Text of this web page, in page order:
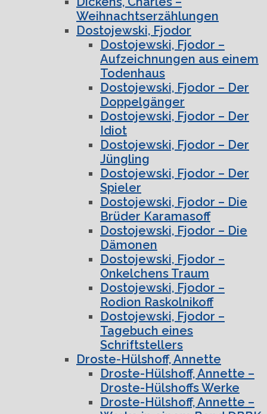
Weihnachtserzählungen
Dostojewski, Fjodor
Dostojewski, Fjodor –
Aufzeichnungen aus einem
Todenhaus
Dostojewski, Fjodor – Der
Doppelgänger
Dostojewski, Fjodor – Der
Idiot
Dostojewski, Fjodor – Der
Jüngling
Dostojewski, Fjodor – Der
Spieler
Dostojewski, Fjodor – Die
Brüder Karamasoff
Dostojewski, Fjodor – Die
Dämonen
Dostojewski, Fjodor –
Onkelchens Traum
Dostojewski, Fjodor –
Rodion Raskolnikoff
Dostojewski, Fjodor –
Tagebuch eines
Schriftstellers
Droste-Hülshoff, Annette
Droste-Hülshoff, Annette –
Droste-Hülshoffs Werke
Droste-Hülshoff, Annette –